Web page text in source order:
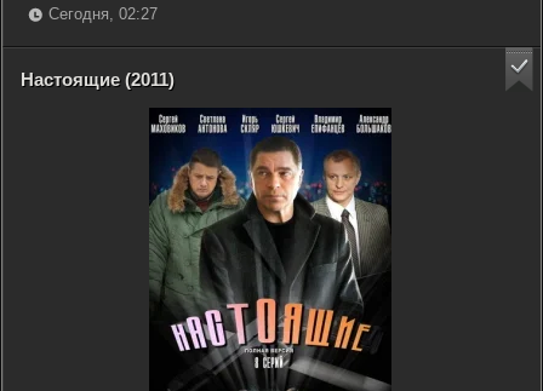
Сегодня, 02:27
Настоящие (2011)